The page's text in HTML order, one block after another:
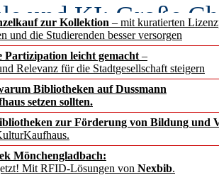
zur Kollektion – mit kuratierten
und die Studierenden besser versorgen
Partizipation leicht gemacht –
Relevanz für die Stadtgesellschaft steigern
Bibliotheken auf Dussmann
setzen sollten.
zur Förderung von Bildung und
Mönchengladbach:
Mit RFID-Lösungen von Nexbib.
und KI: Große
erstes
Research –